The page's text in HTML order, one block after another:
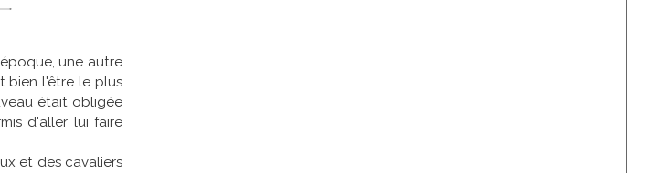
une autre
bien l'être le plus
était obligée
d'aller lui faire
et des cavaliers